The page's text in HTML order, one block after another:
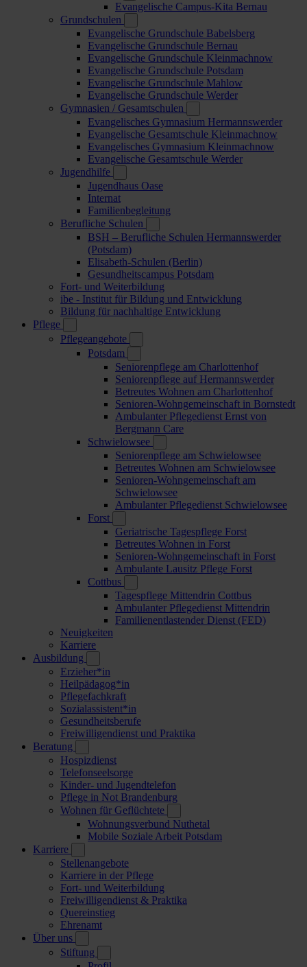
Evangelische Campus-Kita Bernau
Grundschulen
Evangelische Grundschule Babelsberg
Evangelische Grundschule Bernau
Evangelische Grundschule Kleinmachnow
Evangelische Grundschule Potsdam
Evangelische Grundschule Mahlow
Evangelische Grundschule Werder
Gymnasien / Gesamtschulen
Evangelisches Gymnasium Hermannswerder
Evangelische Gesamtschule Kleinmachnow
Evangelisches Gymnasium Kleinmachnow
Evangelische Gesamtschule Werder
Jugendhilfe
Jugendhaus Oase
Internat
Familienbegleitung
Berufliche Schulen
BSH – Berufliche Schulen Hermannswerder
(Potsdam)
Elisabeth-Schulen (Berlin)
Gesundheitscampus Potsdam
Fort- und Weiterbildung
ibe - Institut für Bildung und Entwicklung
Bildung für nachhaltige Entwicklung
Pflege
Pflegeangebote
Potsdam
Seniorenpflege am Charlottenhof
Seniorenpflege auf Hermannswerder
Betreutes Wohnen am Charlottenhof
Senioren-Wohngemeinschaft in Bornstedt
Ambulanter Pflegedienst Ernst von
Bergmann Care
Schwielowsee
Seniorenpflege am Schwielowsee
Betreutes Wohnen am Schwielowsee
Senioren-Wohngemeinschaft am
Schwielowsee
Ambulanter Pflegedienst Schwielowsee
Forst
Geriatrische Tagespflege Forst
Betreutes Wohnen in Forst
Senioren-Wohngemeinschaft in Forst
Ambulante Lausitz Pflege Forst
Cottbus
Tagespflege Mittendrin Cottbus
Ambulanter Pflegedienst Mittendrin
Familienentlastender Dienst (FED)
Neuigkeiten
Karriere
Ausbildung
Erzieher*in
Heilpädagog*in
Pflegefachkraft
Sozialassistent*in
Gesundheitsberufe
Freiwilligendienst und Praktika
Beratung
Hospizdienst
Telefonseelsorge
Kinder- und Jugendtelefon
Pflege in Not Brandenburg
Wohnen für Geflüchtete
Wohnungsverbund Nuthetal
Mobile Soziale Arbeit Potsdam
Karriere
Stellenangebote
Karriere in der Pflege
Fort- und Weiterbildung
Freiwilligendienst & Praktika
Quereinstieg
Ehrenamt
Über uns
Stiftung